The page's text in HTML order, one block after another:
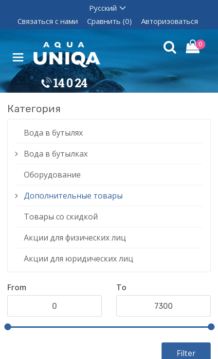
Связаться с нами Сравнить (0) Авторизоваться
0
Категория
Вода в бутылях
Вода в бутылках
Оборудование
Дополнительные товары
Товары со скидкой
Акции для физических лиц
Акции для юридических лиц
From To
Filter